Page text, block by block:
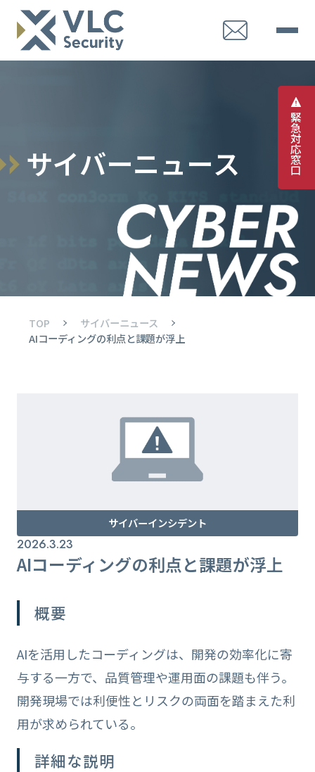
緊
急
対
応
窓
口
サイバーニュース
TOP
サイバーニュース
AIコーディングの利点と課題が浮上
サイバーインシデント
2026.3.23
AIコーディングの利点と課題が浮上
概要
AIを活用したコーディングは、開発の効率化に寄
与する一方で、品質管理や運用面の課題も伴う。
開発現場では利便性とリスクの両面を踏まえた利
用が求められている。
詳細な説明